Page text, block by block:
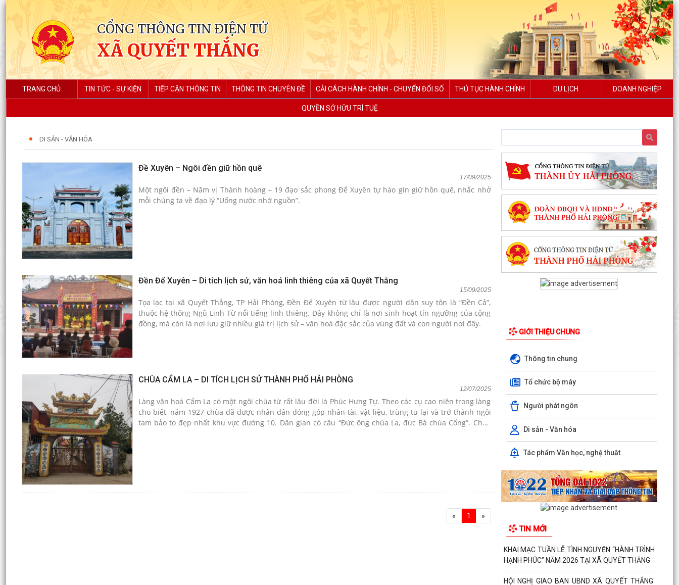
CỔNG THÔNG TIN ĐIỆN TỬ
XÃ QUYẾT THẮNG
TRANG CHỦ TIN TỨC - SỰ KIỆN TIẾP CẬN THÔNG TIN THÔNG TIN CHUYÊN ĐỀ CẢI CÁCH HÀNH CHÍNH - CHUYỂN ĐỔI SỐ THỦ TỤC HÀNH CHÍNH DU LỊCH DOANH NGHIỆP
QUYỀN SỞ HỮU TRÍ TUỆ
DI SẢN - VĂN HÓA
Đề Xuyên – Ngôi đền giữ hồn quê
17/09/2025
Một ngôi đền – Năm vị Thành hoàng – 19 đạo sắc phong Để Xuyên tự hào gìn giữ hồn quê, nhắc nhở
mỗi chúng ta về đạo lý “Uống nước nhớ nguồn”.
Đền Để Xuyên – Di tích lịch sử, văn hoá linh thiêng của xã Quyết Thắng
15/09/2025
Tọa lạc tại xã Quyết Thắng, TP Hải Phòng, Đền Để Xuyên từ lâu được người dân suy tôn là “Đền Cả”,
thuộc hệ thống Ngũ Linh Từ nổi tiếng linh thiêng. Đây không chỉ là nơi sinh hoạt tín ngưỡng của cộng
đồng, mà còn là nơi lưu giữ nhiều giá trị lịch sử – văn hoá đặc sắc của vùng đất và con người nơi đây.
CHÙA CẨM LA – DI TÍCH LỊCH SỬ THÀNH PHỐ HẢI PHÒNG
12/07/2025
Làng văn hoá Cẩm La có một ngôi chùa từ rất lâu đời là Phúc Hưng Tự. Theo các cụ cao niên trong làng
cho biết, năm 1927 chùa đã được nhân dân đóng góp nhân tài, vật liệu, trùng tu lại và trở thành ngôi
tam bảo to đẹp nhất khu vực đường 10. Dân gian có câu “Đức ông chùa La, đức Bà chùa Cống”. Chùa
« 1 »
GIỚI THIỆU CHUNG
Thông tin chung
Tổ chức bộ máy
Người phát ngôn
Di sản - Văn hóa
Tác phẩm Văn học, nghệ thuật
TIN MỚI
KHAI MẠC TUẦN LỄ TÌNH NGUYỆN “HÀNH TRÌNH
HẠNH PHÚC” NĂM 2026 TẠI XÃ QUYẾT THẮNG
HỘI NGHỊ GIAO BAN UBND XÃ QUYẾT THẮNG: